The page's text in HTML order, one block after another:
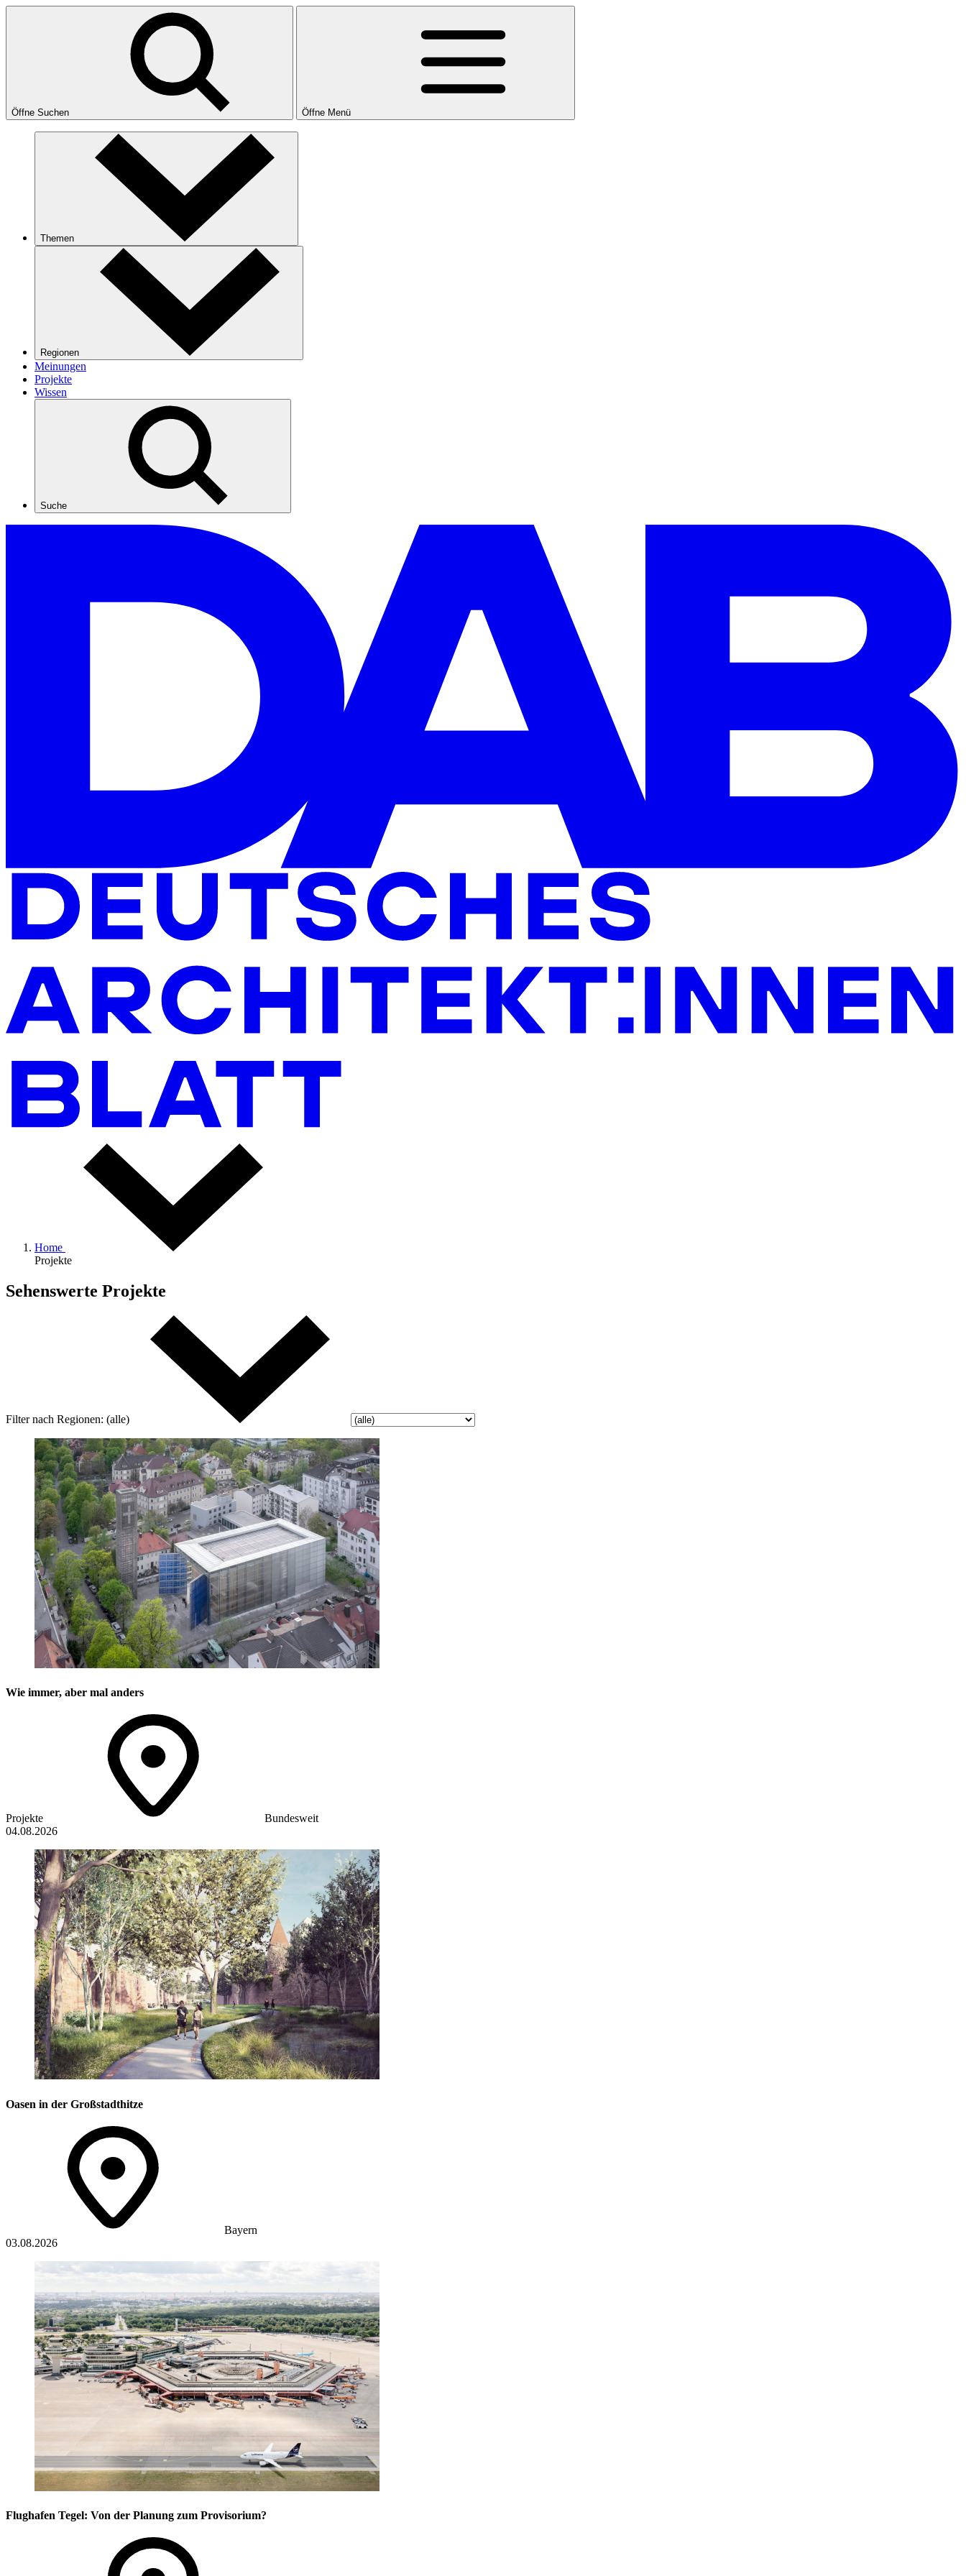
Öffne Suchen Öffne Menü
Themen
Regionen
Meinungen
Projekte
Wissen
Suche
Home
Projekte
Sehenswerte Projekte
Filter nach Regionen: (alle)
Wie immer, aber mal anders
Projekte
Bundesweit
04.08.2026
Oasen in der Großstadthitze
Bayern
03.08.2026
Flughafen Tegel: Von der Planung zum Provisorium?